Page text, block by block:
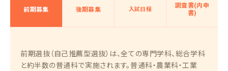
前期募集 後期募集 入試日程
調査書(内申
書)
前期選抜（自己推薦型選抜）は、全ての専門学科、総合学科
と約半数の普通科で実施されます。普通科・農業科・工業